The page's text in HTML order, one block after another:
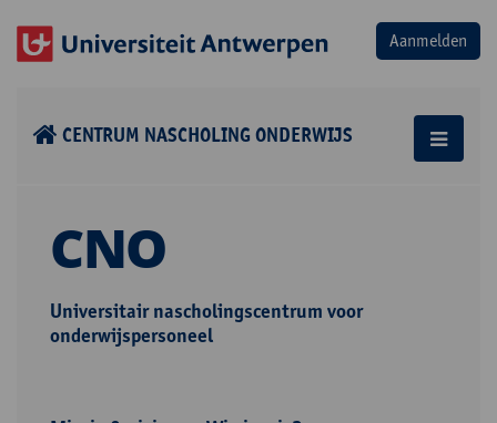
CENTRUM NASCHOLING ONDERWIJS
CNO
Universitair nascholingscentrum voor
onderwijspersoneel